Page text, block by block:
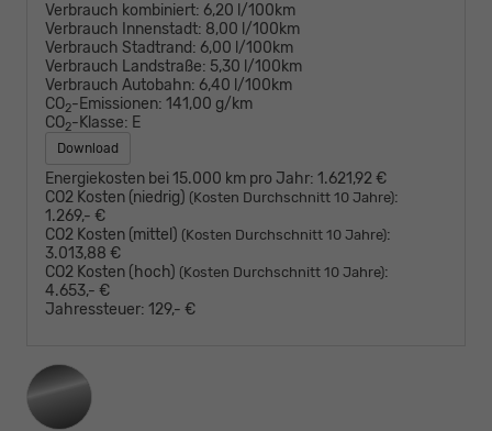
Verbrauch kombiniert: 6,20 l/100km
Verbrauch Innenstadt: 8,00 l/100km
Verbrauch Stadtrand: 6,00 l/100km
Verbrauch Landstraße: 5,30 l/100km
Verbrauch Autobahn: 6,40 l/100km
CO2-Emissionen: 141,00 g/km
CO2-Klasse: E
Download
Energiekosten bei 15.000 km pro Jahr: 1.621,92 €
CO2 Kosten (niedrig) (Kosten Durchschnitt 10 Jahre):
1.269,- €
CO2 Kosten (mittel) (Kosten Durchschnitt 10 Jahre):
3.013,88 €
CO2 Kosten (hoch) (Kosten Durchschnitt 10 Jahre):
4.653,- €
Jahressteuer: 129,- €